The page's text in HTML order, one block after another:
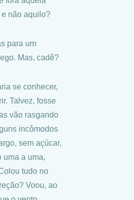
não aquilo?
para um
Mas, cadê?
se conhecer,
Talvez, fosse
vão rasgando
incômodos
sem açúcar,
uma a uma,
tudo no
Voou, ao